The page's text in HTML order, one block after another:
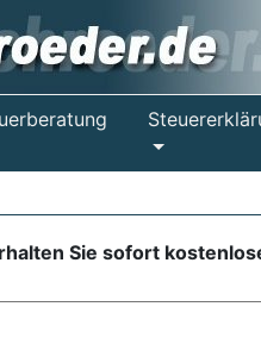
Sie sofort